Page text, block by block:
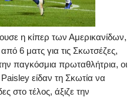
η κίπερ των Αμερικανίδων,
6 ματς για τις Σκωτσέζες,
παγκόσμια πρωταθλήτρια, οι
Paisleyείδαν τη Σκωτία να
στο τέλος, άξιζε την